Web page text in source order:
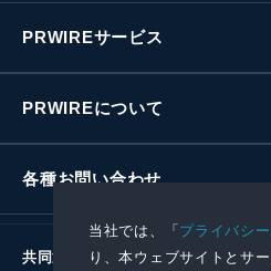
当社では、「プライバシ
り、本ウェブサイトとサ
PRWIREサービス
PRWIREについて
各種お問い合わせ
共同通信社グループ